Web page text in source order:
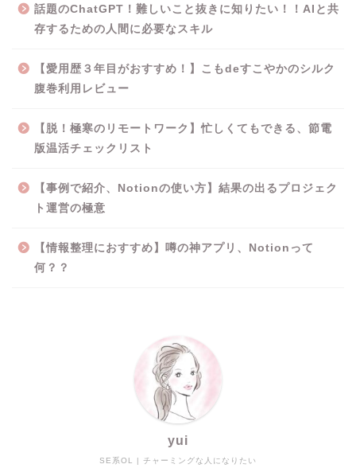
話題のChatGPT！難しいこと抜きに知りたい！！AIと共
存するための人間に必要なスキル
【愛用歴３年目がおすすめ！】こもdeすこやかのシルク
腹巻利用レビュー
【脱！極寒のリモートワーク】忙しくてもできる、節電
版温活チェックリスト
【事例で紹介、Notionの使い方】結果の出るプロジェク
ト運営の極意
【情報整理におすすめ】噂の神アプリ、Notionって
何？？
SE系OL | チャーミングな人になりたい
yui